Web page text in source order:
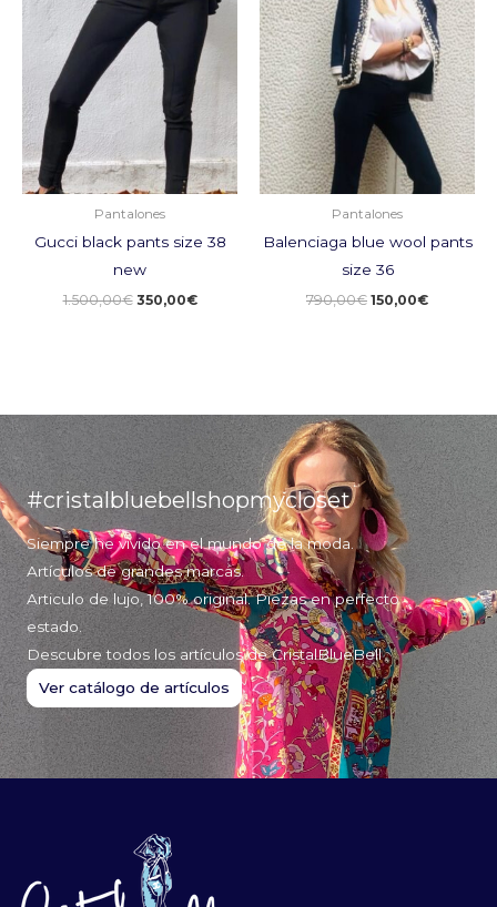
Pantalones
Gucci black pants size 38
new
1.500,00€
precio
original
era:
1.500,00€.
350,00€
precio
actual
es:
350,00€.
Pantalones
Balenciaga blue wool pants
size 36
790,00€
precio
original
era:
790,00€.
150,00€
precio
actual
es:
150,00€.
#cristalbluebellshopmycloset
Siempre he vivido en el mundo de la moda.
Artículos de grandes marcas.
Articulo de lujo, 100% original. Piezas en perfecto
estado.
Descubre todos los artículos de CristalBlueBell
Ver catálogo de artículos